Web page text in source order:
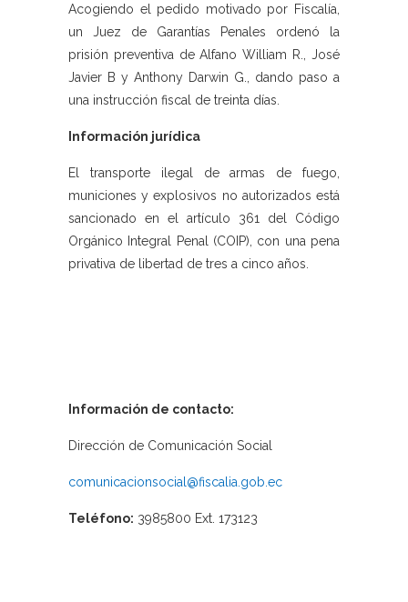
Acogiendo el pedido motivado por Fiscalía,
un Juez de Garantías Penales ordenó la
prisión preventiva de Alfano William R., José
Javier B y Anthony Darwin G., dando paso a
una instrucción fiscal de treinta días.
Información jurídica
El transporte ilegal de armas de fuego,
municiones y explosivos no autorizados está
sancionado en el artículo 361 del Código
Orgánico Integral Penal (COIP), con una pena
privativa de libertad de tres a cinco años.
Información de contacto:
Dirección de Comunicación Social
comunicacionsocial@fiscalia.gob.ec
Teléfono: 3985800 Ext. 173123